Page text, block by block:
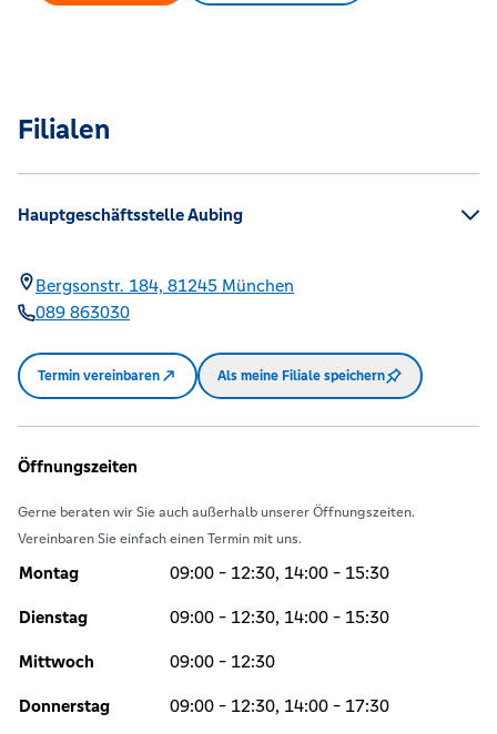
Filialen
Hauptgeschäftsstelle Aubing
Bergsonstr. 184, 81245 München
089 863030
Termin vereinbaren Als meine Filiale speichern
Öffnungszeiten
Gerne beraten wir Sie auch außerhalb unserer Öffnungszeiten.
Vereinbaren Sie einfach einen Termin mit uns.
Montag 09:00 - 12:30, 14:00 - 15:30
Dienstag 09:00 - 12:30, 14:00 - 15:30
Mittwoch 09:00 - 12:30
Donnerstag 09:00 - 12:30, 14:00 - 17:30